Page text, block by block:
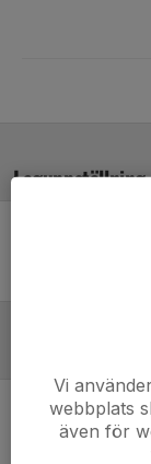
Laguppställning
Vi
webbplats
även för